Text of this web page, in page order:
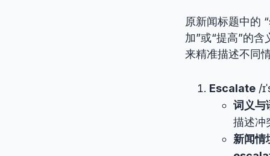
原新闻标题中的
加”或“提高”的
来精准描述不同
Escalate /
词义与
描述冲
新闻情